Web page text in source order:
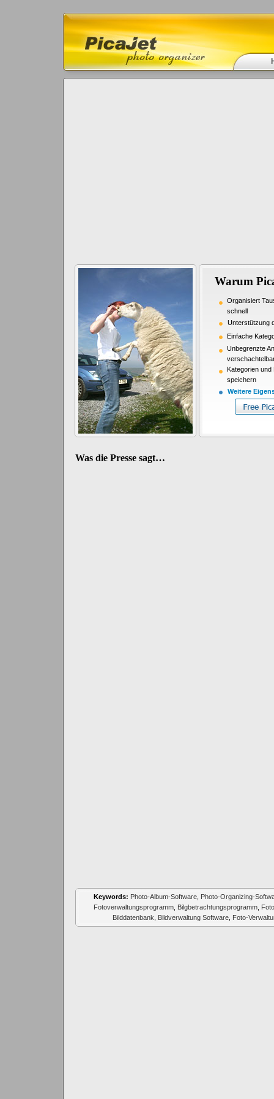
Warum
Organisiert
schnell
Unterstützung
Einfache
Unbegrenzte
Kategorien und
speichern
Weitere
Was die Presse sagt…
Keywords: Photo-Album-Software, Photo-Organizing-
Fotoverwaltungsprogramm, Bilgbetrachtungsprogramm,
Bilddatenbank
Bildverwaltung Software, Foto-